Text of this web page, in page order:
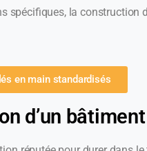
spécifiques, la construction
en main standardisés
d’un